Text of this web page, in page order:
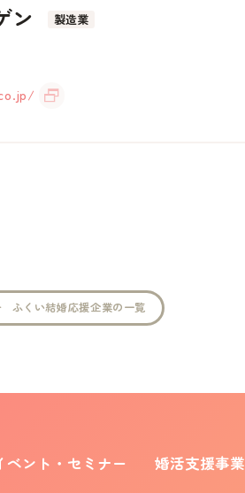
ン 製造業
ふくい結婚応援企業の一覧
ベント・セミナー 婚活支援事業